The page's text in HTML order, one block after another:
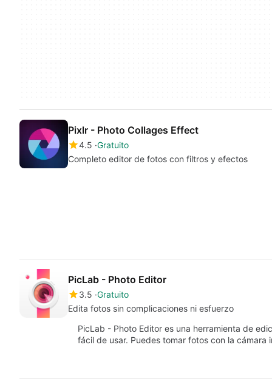
Pixlr - Photo Collages Effect
4.5 Gratuito
Completo editor de fotos con filtros y efectos
PicLab - Photo Editor
3.5 Gratuito
Edita fotos sin complicaciones ni esfuerzo
PicLab - Photo Editor es una herramienta de
fácil de usar. Puedes tomar fotos con la cámara